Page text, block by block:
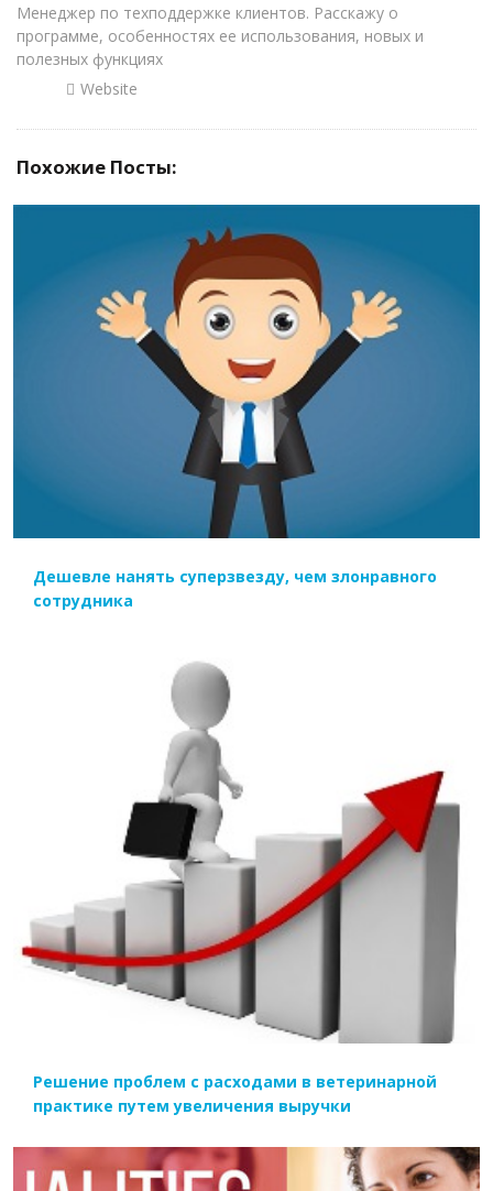
Менеджер по техподдержке клиентов. Расскажу о
программе, особенностях ее использования, новых и
полезных функциях
Website
Похожие Посты:
ЧИТАТЬ ДАЛЕЕ
Дешевле нанять суперзвезду, чем злонравного
сотрудника
ЧИТАТЬ ДАЛЕЕ
Решение проблем с расходами в ветеринарной
практике путем увеличения выручки